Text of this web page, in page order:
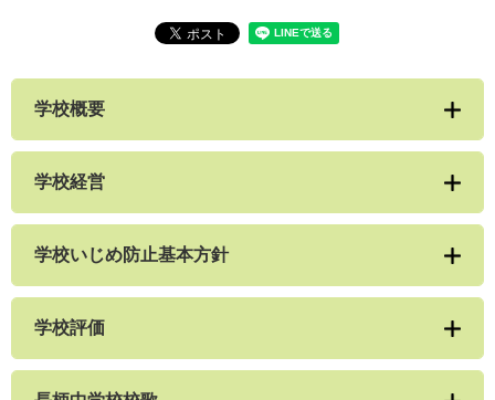
学校概要
学校経営
学校いじめ防止基本方針
学校評価